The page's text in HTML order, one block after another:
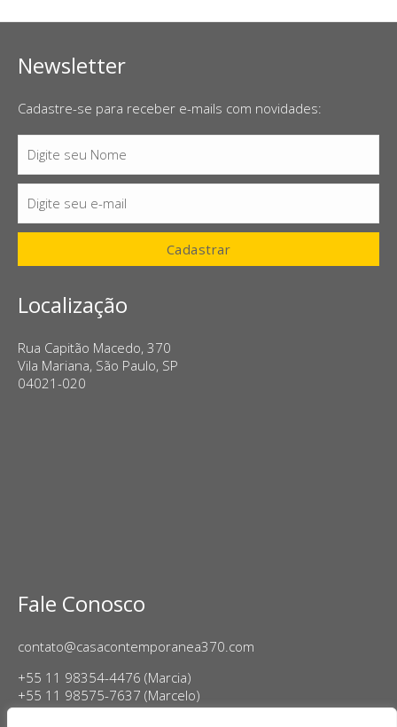
Newsletter
Cadastre-se para receber e-mails com novidades:
Nome
Digite seu Nome
E-
mail
Digite seu e-mail
Cadastrar
Localização
Rua Capitão Macedo, 370
Vila Mariana, São Paulo, SP
04021-020
Fale Conosco
contato@casacontemporanea370.com
+55 11 98354-4476 (Marcia)
+55 11 98575-7637 (Marcelo)